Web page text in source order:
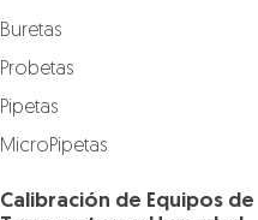
Buretas
Probetas
Pipetas
MicroPipetas
Calibración de Equipos de